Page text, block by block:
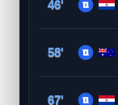
46'
58'
67'